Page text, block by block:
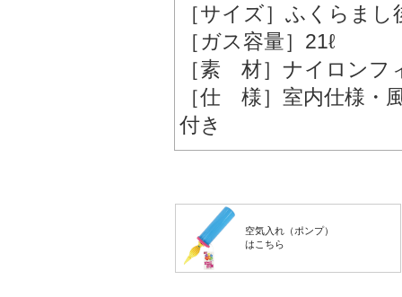
［サイズ］ふくらま
［ガス容量］21ℓ
［素 材］ナイロンフ
［仕 様］室内仕様・
付き
空気入れ（ポンプ）
はこちら